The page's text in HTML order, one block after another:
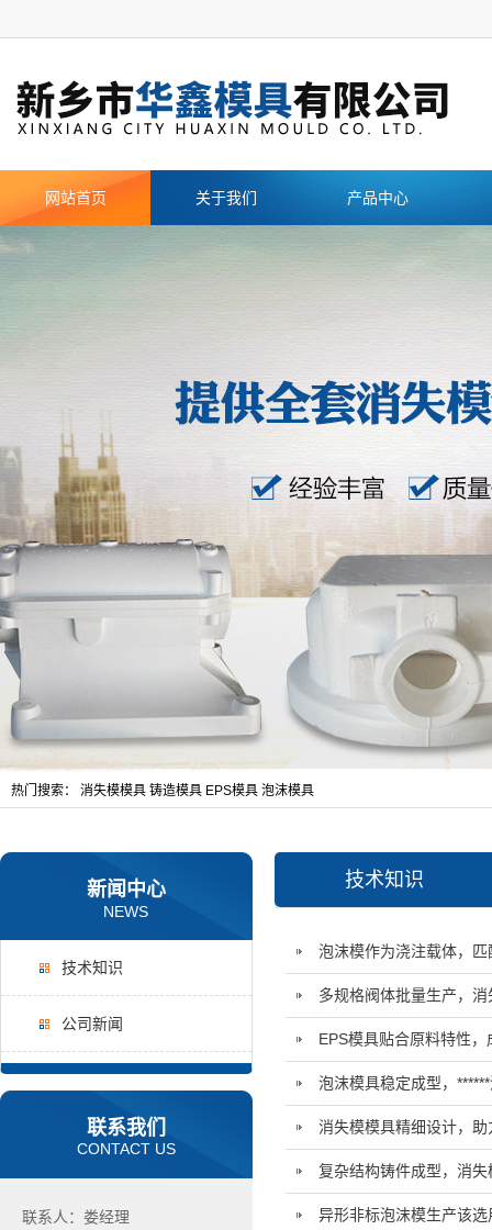
网站首页 关于我们 产品中心
热门搜索： 消失模模具 铸造模具 EPS模具 泡沫模具
新闻中心
NEWS
技术知识
公司新闻
联系我们
CONTACT US
联系人：娄经理
技术知识
泡沫模作为浇注载体，
多规格阀体批量生产，
EPS模具贴合原料特性
泡沫模具稳定成型，
消失模模具精细设计，
复杂结构铸件成型，消
异形非标泡沫模生产该